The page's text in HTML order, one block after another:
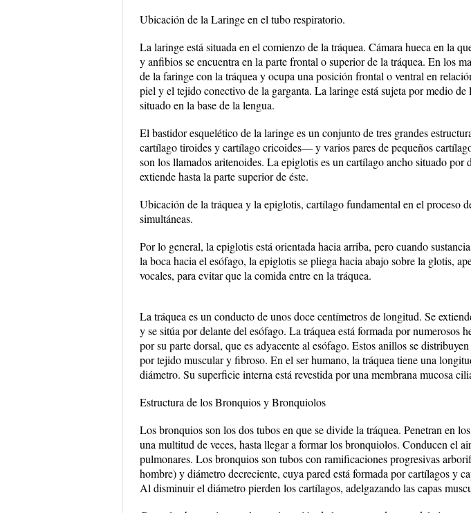
Ubicación de la Laringe en el tubo respiratorio.
La laringe está situada en el comienzo de la tráquea. Cámara hueca en la
y anfibios se encuentra en la parte frontal o superior de la tráquea. En los
de la faringe con la tráquea y ocupa una posición frontal o ventral en
piel y el tejido conectivo de la garganta. La laringe está sujeta por medio de
situado en la base de la lengua.
El bastidor esquelético de la laringe es un conjunto de tres grandes
cartílago tiroides y cartílago cricoides— y varios pares de pequeños
son los llamados aritenoides. La epiglotis es un cartílago ancho situado por
extiende hasta la parte superior de éste.
Ubicación de la tráquea y la epiglotis, cartílago fundamental en el proceso
simultáneas.
Por lo general, la epiglotis está orientada hacia arriba, pero cuando
la boca hacia el esófago, la epiglotis se pliega hacia abajo sobre la glotis,
vocales, para evitar que la comida entre en la tráquea.
La tráquea es un conducto de unos doce centímetros de longitud. Se
y se sitúa por delante del esófago. La tráquea está formada por numerosos
por su parte dorsal, que es adyacente al esófago. Estos anillos se
por tejido muscular y fibroso. En el ser humano, la tráquea tiene una
diámetro. Su superficie interna está revestida por una membrana mucosa
Estructura de los Bronquios y Bronquiolos
Los bronquios son los dos tubos en que se divide la tráquea. Penetran en
una multitud de veces, hasta llegar a formar los bronquiolos. Conducen el
pulmonares. Los bronquios son tubos con ramificaciones progresivas
hombre) y diámetro decreciente, cuya pared está formada por cartílagos y
Al disminuir el diámetro pierden los cartílagos, adelgazando las capas